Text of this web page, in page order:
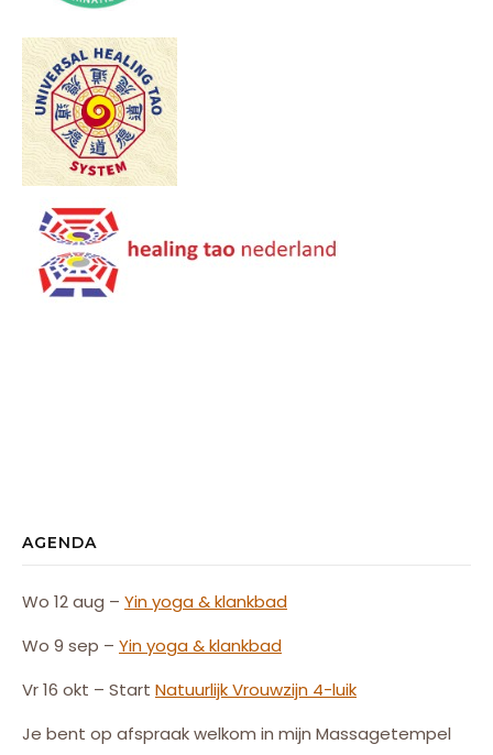
AGENDA
Wo 12 aug – Yin yoga & klankbad
Wo 9 sep – Yin yoga & klankbad
Vr 16 okt – Start NatuurlijkVrouwzijn 4-luik
Je bent op afspraak welkom in mijn Massagetempel